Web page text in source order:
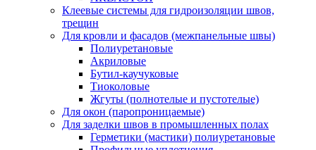
Клеевые системы для гидроизоляции швов,
трещин
Для кровли и фасадов (межпанельные швы)
Полиуретановые
Акриловые
Бутил-каучуковые
Тиоколовые
Жгуты (полнотелые и пустотелые)
Для окон (паропроницаемые)
Для заделки швов в промышленных полах
Герметики (мастики) полиуретановые